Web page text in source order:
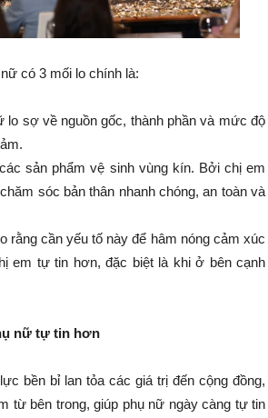
có 3 mối lo chính là:
lo sợ về nguồn gốc, thành phần và mức độ
sản phẩm vệ sinh vùng kín. Bởi chị em
sóc bản thân nhanh chóng, an toàn và
rằng cần yếu tố này để hâm nóng cảm xúc
em tự tin hơn, đặc biệt là khi ở bên cạnh
nữ tự tin hơn
bền bỉ lan tỏa các giá trị đến cộng đồng,
từ bên trong, giúp phụ nữ ngày càng tự tin